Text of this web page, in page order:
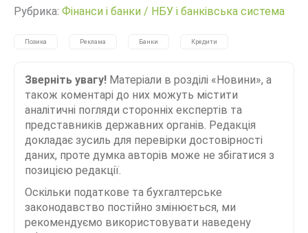
Рубрика: Фінанси і банки / НБУ і банківська система
Позика Реклама Банки Кредити
Зверніть увагу! Матеріали в розділі «Новини», а
також коментарі до них можуть містити
аналітичні погляди сторонніх експертів та
представників державних органів. Редакція
докладає зусиль для перевірки достовірності
даних, проте думка авторів може не збігатися з
позицією редакції.
Оскільки податкове та бухгалтерське
законодавство постійно змінюється, ми
рекомендуємо використовувати наведену